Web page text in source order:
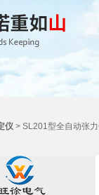
仪 > SL201型全自动张